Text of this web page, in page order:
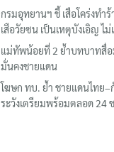
กรมอุทยานฯ ชี้ เสือโคร่งทำ
เสือวัยซน เป็นเหตุบังเอิญ ไม่
แม่ทัพน้อยที่ 2 ย้ำบทบาทสื่
มั่นคงชายแดน
โฆษก ทบ. ย้ำ ชายแดนไทย
ระวังเตรียมพร้อมตลอด 24